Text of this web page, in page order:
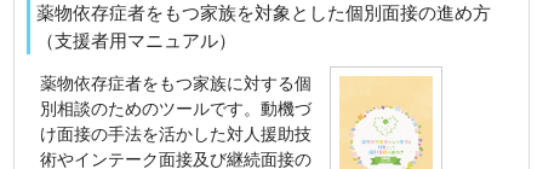
薬物依存症者をもつ家族を対象とした個別面接の進め方
（支援者用マニュアル）
薬物依存症者をもつ家族に対する個
別相談のためのツールです。動機づ
け面接の手法を活かした対人援助技
術やインテーク面接及び継続面接の